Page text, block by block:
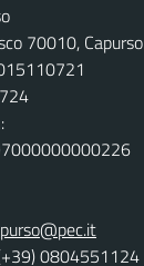
70010, Capurso
0804551124